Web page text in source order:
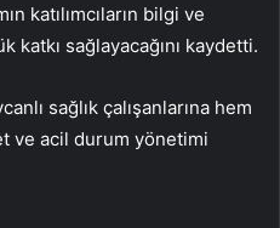
katılımcıların bilgi ve
sağlayacağını kaydetti.
sağlık çalışanlarına hem
ve acil durum yönetimi